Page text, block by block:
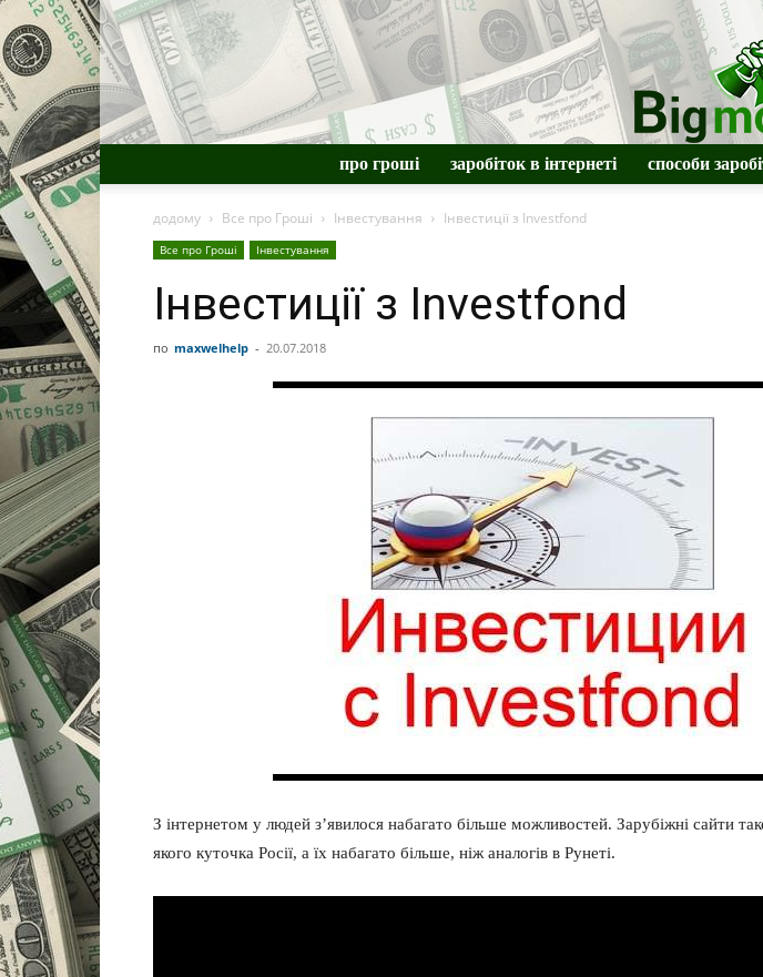
про гроші заробіток в інтернеті способи
додому Все про Гроші Інвестування Інвестиції з Investfond
Все про Гроші Інвестування
Інвестиції з Investfond
по maxwelhelp - 20.07.2018
З інтернетом у людей з’явилося набагато більше можливостей. Зарубіжні сайти
якого куточка Росії, а їх набагато більше, ніж аналогів в Рунеті.